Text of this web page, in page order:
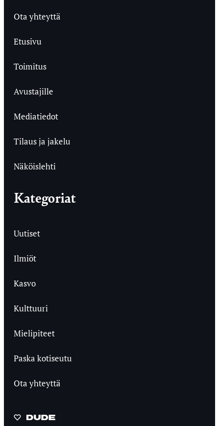
Ota yhteyttä
Etusivu
Toimitus
Avustajille
Mediatiedot
Tilaus ja jakelu
Näköislehti
Kategoriat
Uutiset
Ilmiöt
Kasvo
Kulttuuri
Mielipiteet
Paska kotiseutu
Ota yhteyttä